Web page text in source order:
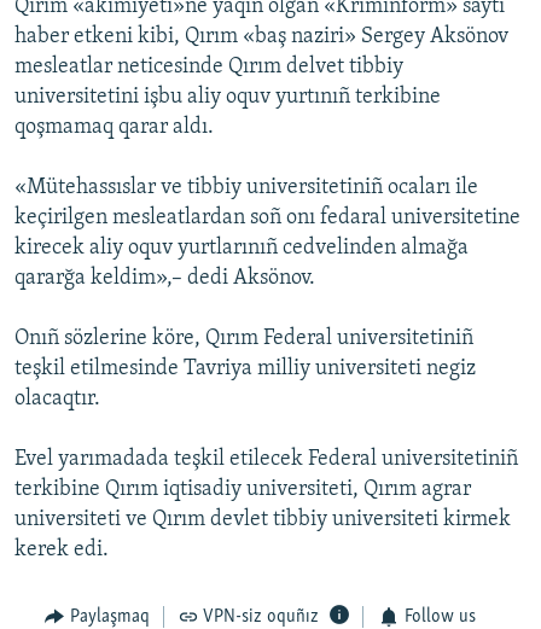
Qırım «akimiyeti»ne yaqın olğan «Krıminform» saytı
haber etkeni kibi, Qırım «baş naziri» Sergey Aksönov
mesleatlar neticesinde Qırım delvet tibbiy
universitetini işbu aliy oquv yurtınıñ terkibine
qoşmamaq qarar aldı.
«Mütehassıslar ve tibbiy universitetiniñ ocaları ile
keçirilgen mesleatlardan soñ onı fedaral universitetine
kirecek aliy oquv yurtlarınıñ cedvelinden almağa
qararğa keldim»,– dedi Aksönov.
Onıñ sözlerine köre, Qırım Federal universitetiniñ
teşkil etilmesinde Tavriya milliy universiteti negiz
olacaqtır.
Evel yarımadada teşkil etilecek Federal universitetiniñ
terkibine Qırım iqtisadiy universiteti, Qırım agrar
universiteti ve Qırım devlet tibbiy universiteti kirmek
kerek edi.
Paylaşmaq VPN-siz oquñız Follow us